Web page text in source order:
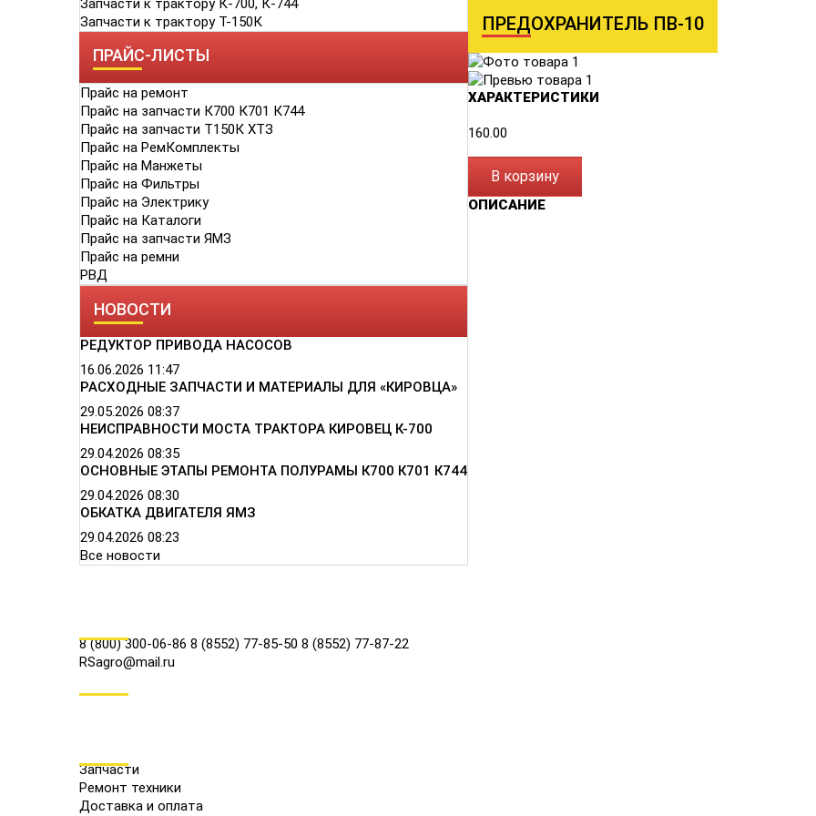
Запчасти к трактору К-700, К-744
Запчасти к трактору Т-150К
ПРАЙС-ЛИСТЫ
Прайс на ремонт
Прайс на запчасти К700 К701 К744
Прайс на запчасти Т150К ХТЗ
Прайс на РемКомплекты
Прайс на Манжеты
Прайс на Фильтры
Прайс на Электрику
Прайс на Каталоги
Прайс на запчасти ЯМЗ
Прайс на ремни
РВД
НОВОСТИ
РЕДУКТОР ПРИВОДА НАСОСОВ
16.06.2026 11:47
РАСХОДНЫЕ ЗАПЧАСТИ И МАТЕРИАЛЫ ДЛЯ «КИРОВЦА»
29.05.2026 08:37
НЕИСПРАВНОСТИ МОСТА ТРАКТОРА КИРОВЕЦ К-700
29.04.2026 08:35
ОСНОВНЫЕ ЭТАПЫ РЕМОНТА ПОЛУРАМЫ К700 К701 К744
29.04.2026 08:30
ОБКАТКА ДВИГАТЕЛЯ ЯМЗ
29.04.2026 08:23
Все новости
ПРЕДОХРАНИТЕЛЬ ПВ-10
ХАРАКТЕРИСТИКИ
160.00
В корзину
ОПИСАНИЕ
8 (800) 300-06-86 8 (8552) 77-85-50 8 (8552) 77-87-22
RSagro@mail.ru
Запчасти
Ремонт техники
Доставка и оплата